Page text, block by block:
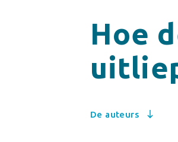
Hoe
De auteurs